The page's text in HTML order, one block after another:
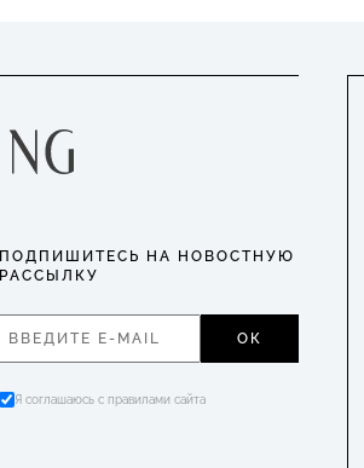
ПОДПИШИТЕСЬ НА НОВОСТНУЮ
РАССЫЛКУ
ОК
Я соглашаюсь с правилами сайта